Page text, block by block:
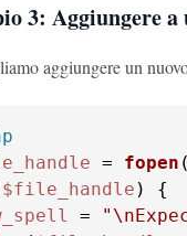
3: Aggiungere
aggiungere un
= fopen (
$file_handle
=